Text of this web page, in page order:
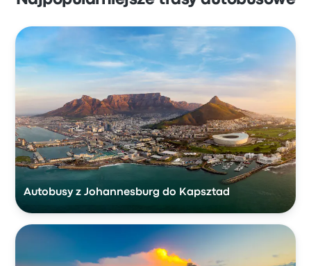
Autobusy z Johannesburg do Kapsztad